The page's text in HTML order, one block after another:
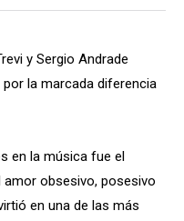
y Sergio Andrade
la marcada diferencia
en la música fue el
amor obsesivo, posesivo
en una de las más